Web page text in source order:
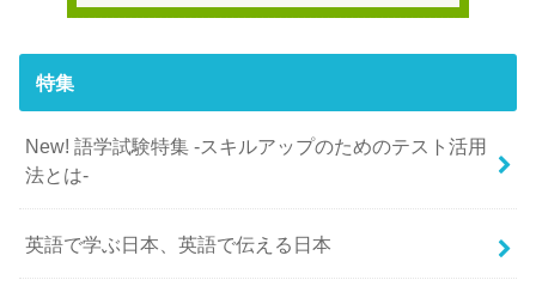
特集
New! 語学試験特集 -スキルアップのためのテスト活用
法とは-
英語で学ぶ日本、英語で伝える日本